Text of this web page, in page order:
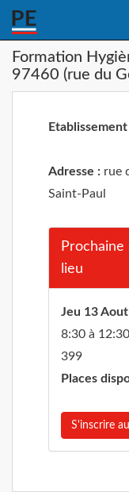
Formation
97460 (rue du
Etablissement
Adresse : rue
Saint-Paul
Prochaine
lieu
Jeu 13
8:30 à
399
Places
S'inscrire